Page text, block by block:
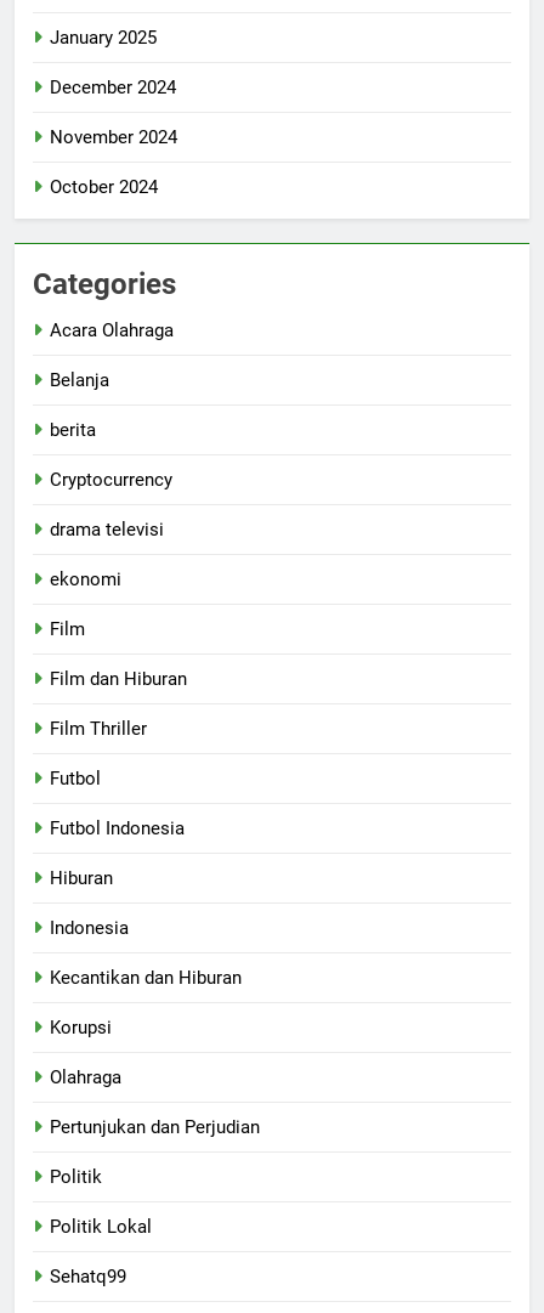
January 2025
December 2024
November 2024
October 2024
Categories
Acara Olahraga
Belanja
berita
Cryptocurrency
drama televisi
ekonomi
Film
Film dan Hiburan
Film Thriller
Futbol
Futbol Indonesia
Hiburan
Indonesia
Kecantikan dan Hiburan
Korupsi
Olahraga
Pertunjukan dan Perjudian
Politik
Politik Lokal
Sehatq99